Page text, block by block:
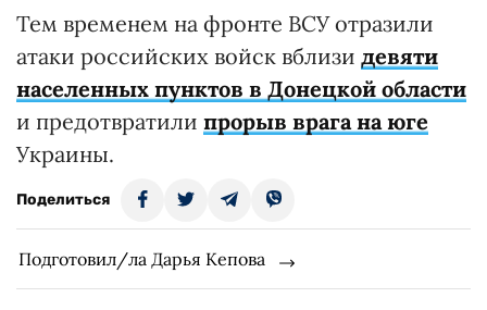
Тем временем на фронте ВСУ отразили
атаки российских войск вблизи девяти
населенных пунктов в Донецкой области
и предотвратили прорыв врага на юге
Украины.
Поделиться
Подготовил/ла Дарья Кепова